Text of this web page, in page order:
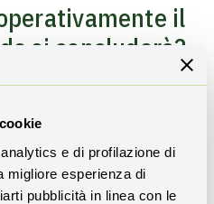
e di profilazione di
migliore esperienza di
pubblicità in linea con le
il
si concluderà?
e durerà cinque anni.
di ricerca interdisciplinare
di Economia
questi giorni sto lavorando